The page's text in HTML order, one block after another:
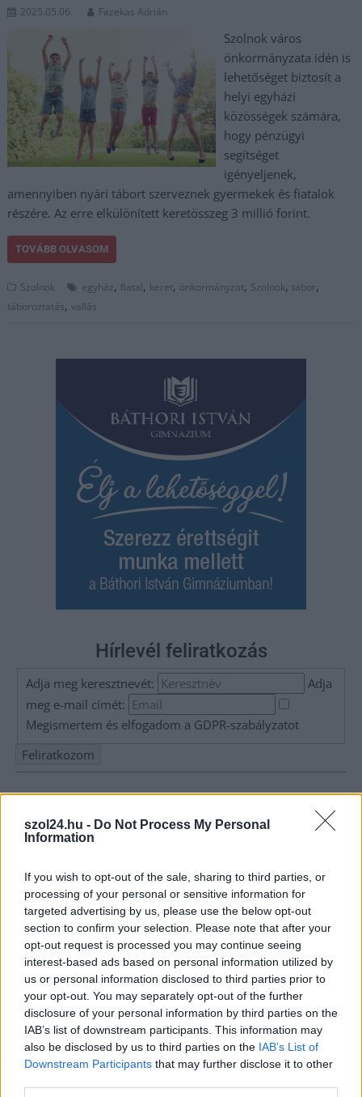
szol24.hu - Do Not Process My Personal
Information
If you wish to opt-out of the sale, sharing to third parties, or
processing of your personal or sensitive information for
targeted advertising by us, please use the below opt-out
section to confirm your selection. Please note that after your
opt-out request is processed you may continue seeing
interest-based ads based on personal information utilized by
us or personal information disclosed to third parties prior to
your opt-out. You may separately opt-out of the further
disclosure of your personal information by third parties on the
IAB’s list of downstream participants. This information may
also be disclosed by us to third parties on the IAB’s List of
Downstream Participants that may further disclose it to other
2025.05.06. Fazekas Adrián
Szolnok város
önkormányzata idén is
lehetőséget biztosít a
helyi egyházi
közösségek számára,
hogy pénzügyi
segítséget
igényeljenek,
amennyiben nyári tábort szerveznek gyermekek és fiatalok
részére. Az erre elkülönített keretösszeg 3 millió forint.
TOVÁBB OLVASOM
Szolnok egyház, fiatal, keret, önkormányzat, Szolnok, tábor,
táboroztatás,vallás
Hírlevél feliratkozás
Adja meg keresztnevét:
Adja
meg e-mail címét:
Megismertem és elfogadom a GDPR-szabályzatot
Nem szeretne lemaradni semmiről? Csak egy kattintás, és hírlevelünk a
postaládájába érkezik!
A SZOL24 legfrissebb 24 cikke
Harmadfokú hőségriasztás az országban: Szolnokon klímát
javítottak, helikoptereket is bevetettek a tüzeknél
A zárkában rosszul lett, elájult – ilyen körülményekről
számoltak be a szolnoki börtönből
Váratlan fennakadás borította fel a Szolnok–Kecskemét
vasútvonal közlekedését
A polgármester a szolnoki cégekhez fordult: több száz
elbocsátott dolgozón segítene